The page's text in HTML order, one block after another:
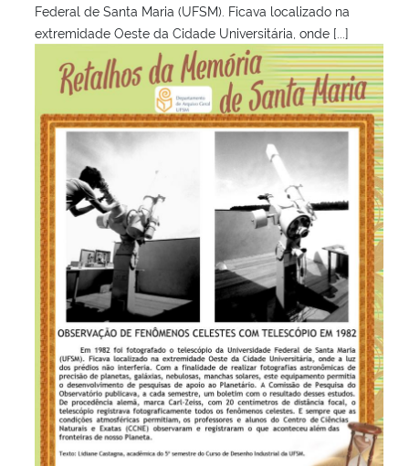
Federal de Santa Maria (UFSM). Ficava localizado na
extremidade Oeste da Cidade Universitária, onde [...]